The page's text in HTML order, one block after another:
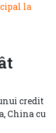
la
credit
China cu